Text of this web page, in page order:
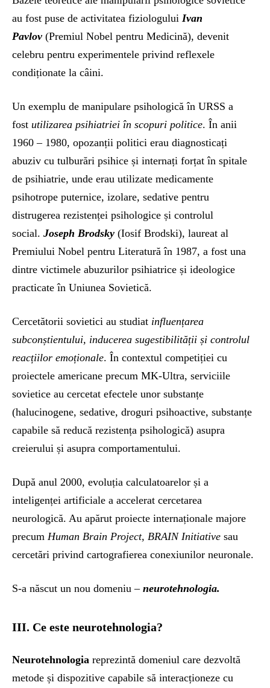
au fost puse de activitatea fiziologului Ivan
Pavlov (Premiul Nobel pentru Medicină), devenit
celebru pentru experimentele privind reflexele
condiționate la câini.
Un exemplu de manipulare psihologică în URSS a
fost utilizarea psihiatriei în scopuri politice. În anii
1960 – 1980, opozanții politici erau diagnosticați
abuziv cu tulburări psihice și internați forțat în spitale
de psihiatrie, unde erau utilizate medicamente
psihotrope puternice, izolare, sedative pentru
distrugerea rezistenței psihologice și controlul
social. Joseph Brodsky (Iosif Brodski), laureat al
Premiului Nobel pentru Literatură în 1987, a fost una
dintre victimele abuzurilor psihiatrice și ideologice
practicate în Uniunea Sovietică.
Cercetătorii sovietici au studiat influențarea
subconștientului, inducerea sugestibilității și controlul
reacțiilor emoționale. În contextul competiției cu
proiectele americane precum MK-Ultra, serviciile
sovietice au cercetat efectele unor substanțe
(halucinogene, sedative, droguri psihoactive, substanțe
capabile să reducă rezistența psihologică) asupra
creierului și asupra comportamentului.
După anul 2000, evoluția calculatoarelor și a
inteligenței artificiale a accelerat cercetarea
neurologică. Au apărut proiecte internaționale majore
precum Human Brain Project, BRAIN Initiative sau
cercetări privind cartografierea conexiunilor neuronale.
S-a născut un nou domeniu – neurotehnologia.
III. Ce este neurotehnologia?
Neurotehnologia reprezintă domeniul care dezvoltă
metode și dispozitive capabile să interacționeze cu